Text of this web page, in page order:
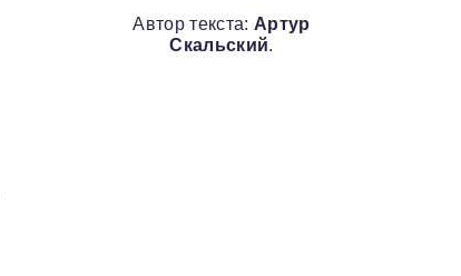
Автор текста: Артур
Скальский.